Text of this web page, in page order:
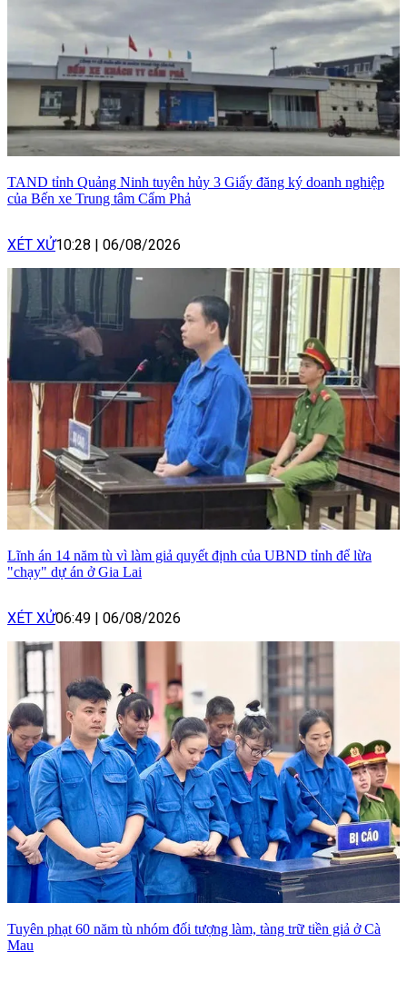
TAND tỉnh Quảng Ninh tuyên hủy 3 Giấy đăng ký doanh nghiệp
của Bến xe Trung tâm Cẩm Phả
XÉT XỬ10:28 06/08/2026
Lĩnh án 14 năm tù vì làm giả quyết định của UBND tỉnh để lừa
"chạy" dự án ở Gia Lai
XÉT XỬ06:49 06/08/2026
Tuyên phạt 60 năm tù nhóm đối tượng làm, tàng trữ tiền giả ở Cà
Mau